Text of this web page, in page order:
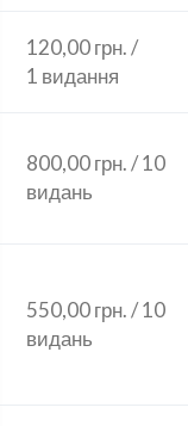
120,00 грн. /
1 видання
800,00 грн. / 10
видань
550,00 грн. / 10
видань